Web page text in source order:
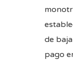
de
pago